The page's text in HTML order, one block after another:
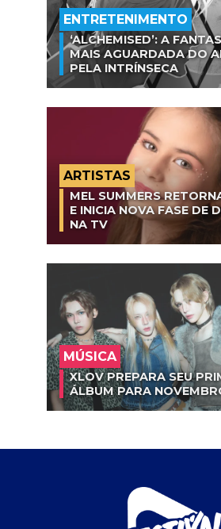
ENTRETENIMENTO
‘ALCHEMISED’: A
MAIS AGUARDADA DO
PELA INTRÍNSECA
ARTISTAS
MEL SUMMERS
E INICIA NOVA FASE DE
NA TV
MÚSICA
XLOV PREPARA SEU
ÁLBUM PARA